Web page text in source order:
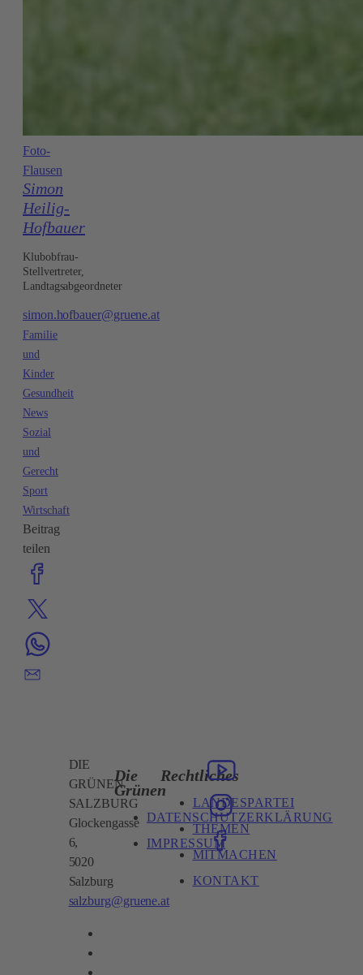
Foto-
Flausen
Simon
Heilig-
Hofbauer
Klubobfrau-
Stellvertreter,
Landtagsabgeordneter
simon.hofbauer@gruene.at
Familie
und
Kinder
Gesundheit
News
Sozial
und
Gerecht
Sport
Wirtschaft
Beitrag
teilen
DIE
GRÜNEN
SALZBURG
Glockengasse
6,
5020
Salzburg
salzburg@gruene.at
Die
Grünen
DATENSCHUTZERKLÄRUNG
IMPRESSUM
Rechtliches
LANDESPARTEI
THEMEN
MITMACHEN
KONTAKT